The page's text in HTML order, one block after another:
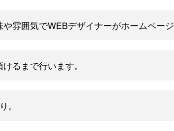
雰囲気でWEBデザイナーがホームページ
るまで行います。
。